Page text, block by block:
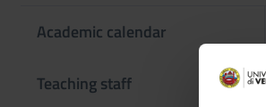
Academic calendar
Teaching staff